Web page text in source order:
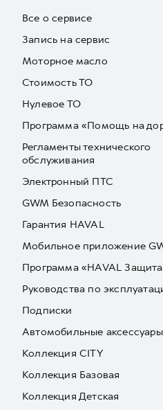
Все о сервисе
Запись на сервис
Моторное масло
Стоимость ТО
Нулевое ТО
Программа «Помощь на
Регламенты технического
обслуживания
Электронный ПТС
GWM Безопасность
Гарантия HAVAL
Мобильное приложение
Программа «HAVAL
Руководства по
Подписки
Автомобильные аксессуары
Коллекция CITY
Коллекция Базовая
Коллекция Детская